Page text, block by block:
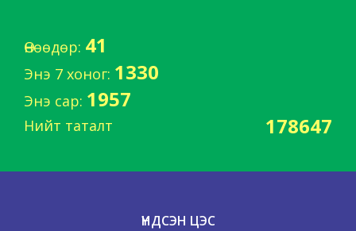
Өнөөдөр: 41
Энэ 7 хоног: 1330
Энэ сар: 1957
Нийт таталт 178647
ҮНДСЭН ЦЭС